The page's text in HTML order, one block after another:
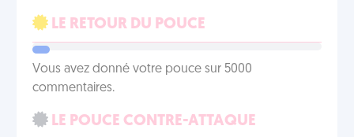
LE RETOUR DU POUCE
Vous avez donné votre pouce sur 5000
commentaires.
LE POUCE CONTRE-ATTAQUE